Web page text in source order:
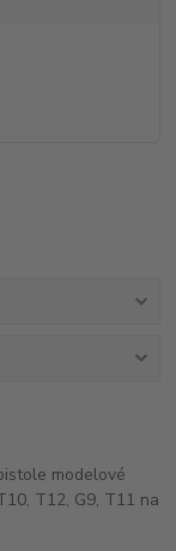
modelové
T12, G9, T11 na